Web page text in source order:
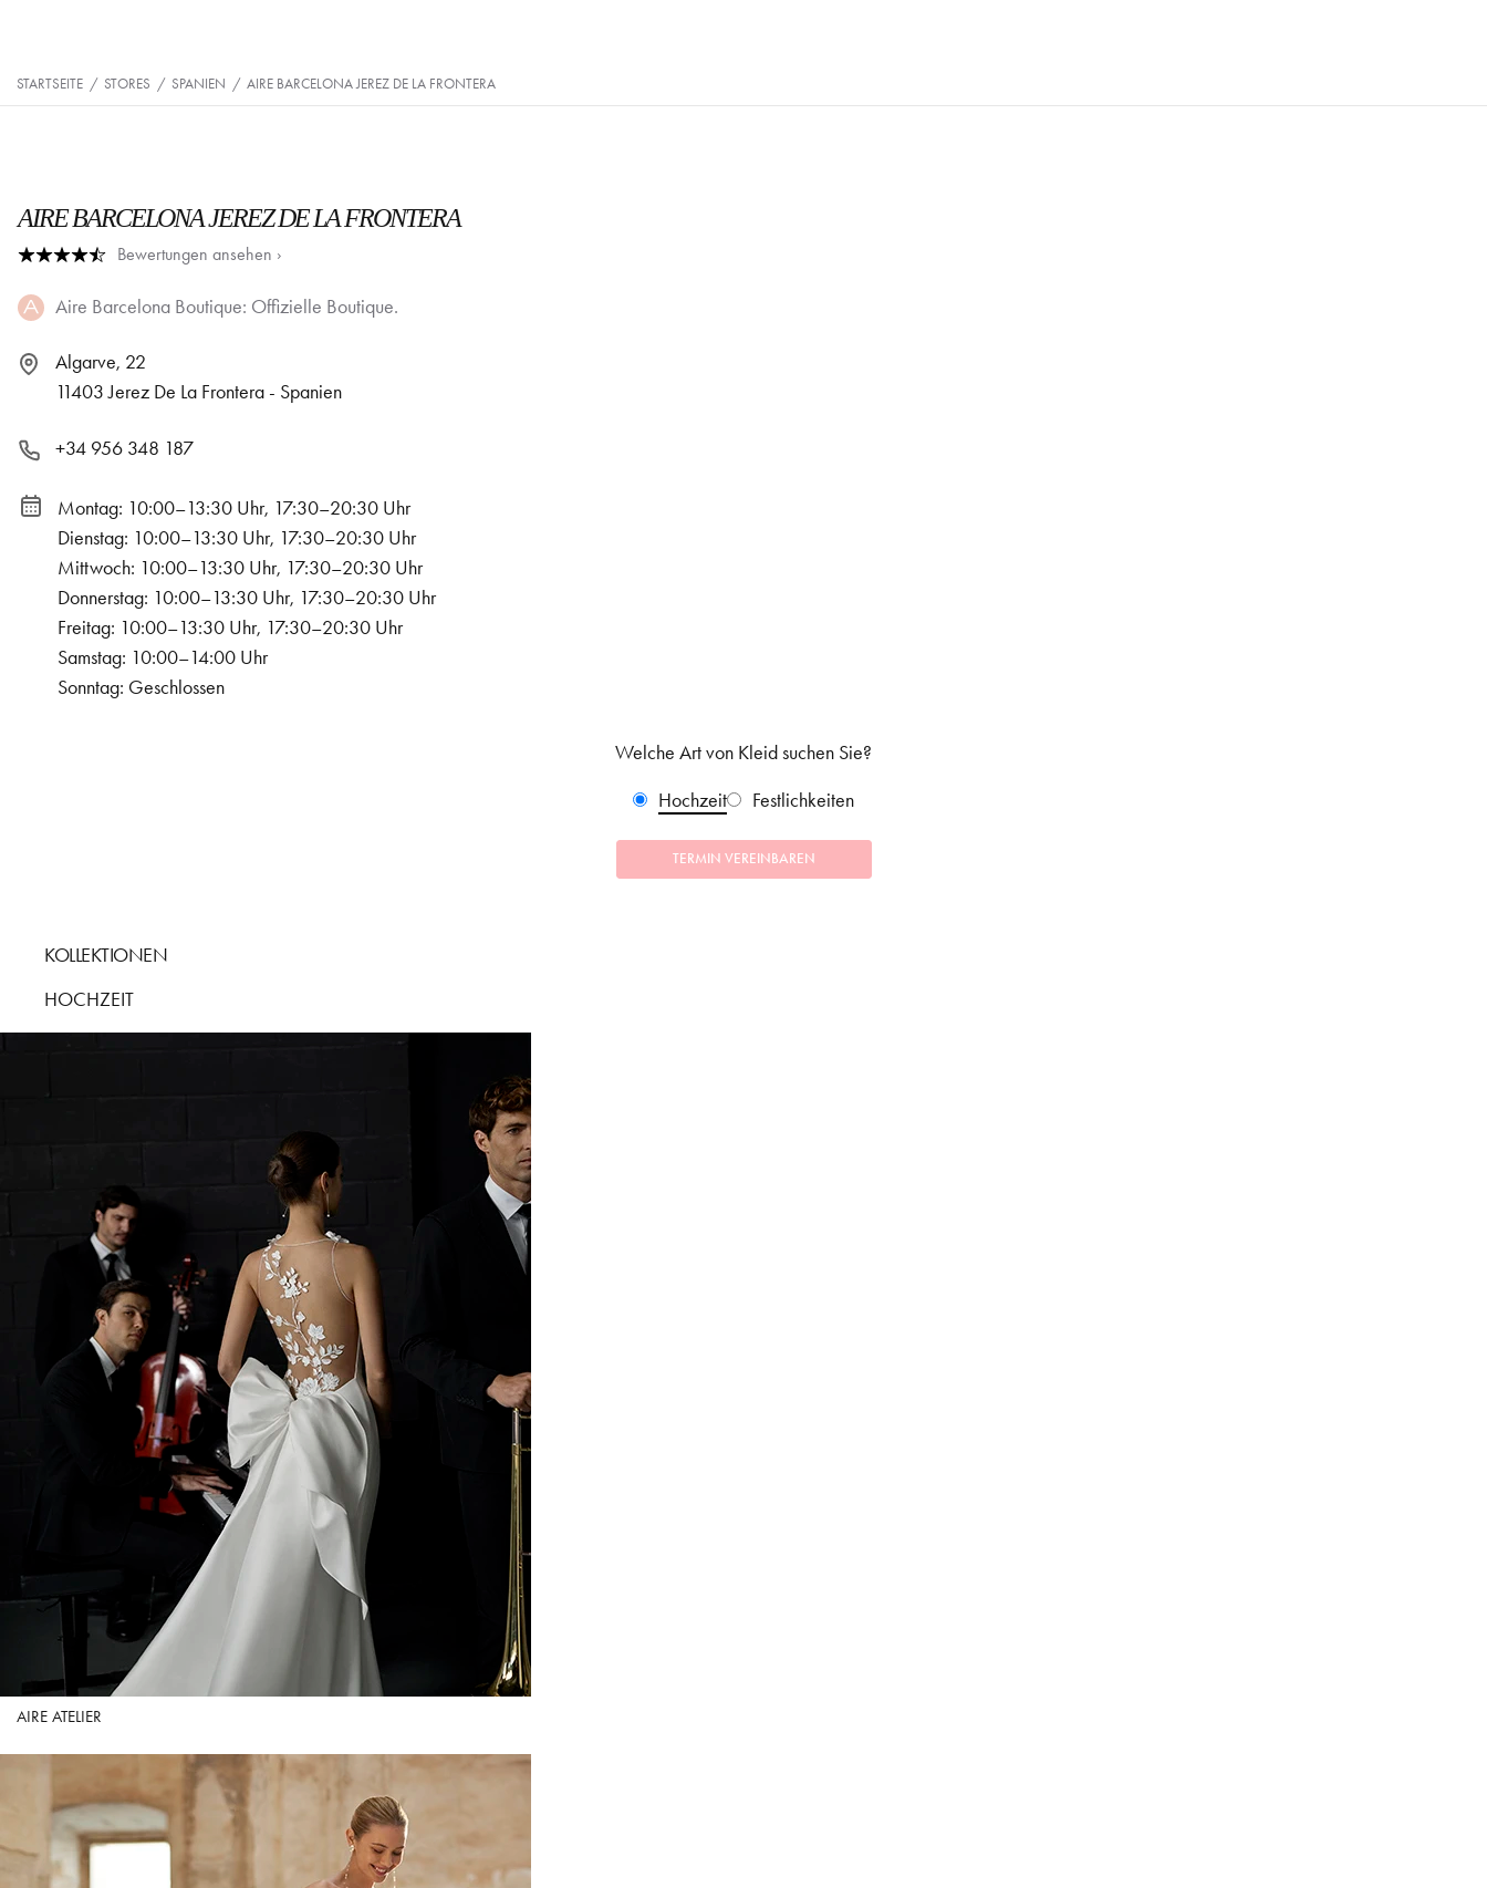
STARTSEITE / STORES / SPANIEN / AIRE BARCELONA JEREZ DE LA FRONTERA
AIRE BARCELONA JEREZ DE LA FRONTERA
Bewertungen ansehen ›
Aire Barcelona Boutique: Offizielle Boutique.
Algarve, 22
11403 Jerez De La Frontera - Spanien
+34 956 348 187
Montag: 10:00–13:30 Uhr, 17:30–20:30 Uhr
Dienstag: 10:00–13:30 Uhr, 17:30–20:30 Uhr
Mittwoch: 10:00–13:30 Uhr, 17:30–20:30 Uhr
Donnerstag: 10:00–13:30 Uhr, 17:30–20:30 Uhr
Freitag: 10:00–13:30 Uhr, 17:30–20:30 Uhr
Samstag: 10:00–14:00 Uhr
Sonntag: Geschlossen
Welche Art von Kleid suchen Sie?
Hochzeit
Festlichkeiten
TERMIN VEREINBAREN
KOLLEKTIONEN
HOCHZEIT
AIRE ATELIER